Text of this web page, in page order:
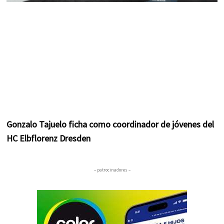
Gonzalo Tajuelo ficha como coordinador de jóvenes del
HC Elbflorenz Dresden
– patrocinadores –